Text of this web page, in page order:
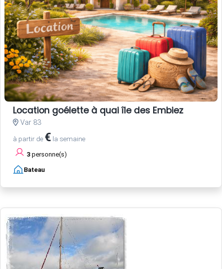
Location goélette à quai île des Embiez
Var 83
à partir de € la semaine
3 personne(s)
Bateau